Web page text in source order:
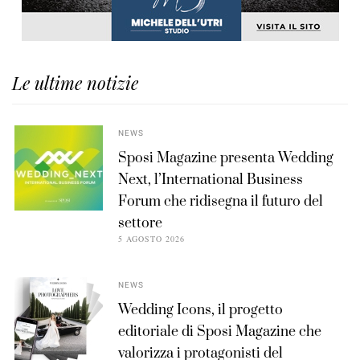
Le ultime notizie
NEWS
Sposi Magazine presenta Wedding
Next, l’International Business
Forum che ridisegna il futuro del
settore
5 AGOSTO 2026
NEWS
Wedding Icons, il progetto
editoriale di Sposi Magazine che
valorizza i protagonisti del